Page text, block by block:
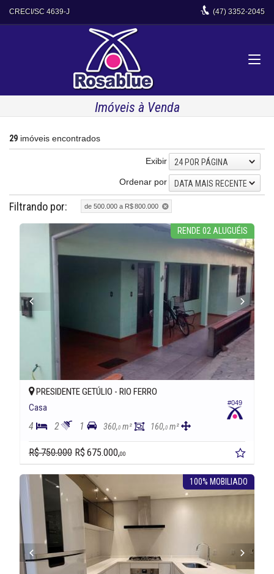
CRECI/SC 4639-J (47) 3352-2045
Imóveis à Venda
29 imóveis encontrados
Exibir
24 POR PÁGINA
Ordenar por
DATA MAIS RECENTE
Filtrando por: de 500.000 a R$ 800.000
RENDE 02 ALUGUÉIS
#049
PRESIDENTE GETÚLIO - RIO FERRO
Casa
4 2 1 360,0 m² 160,0 m²
R$ 750.000 R$ 675.000,00
100% MOBILIADO